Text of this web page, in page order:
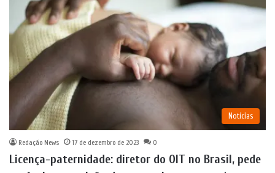
Notícias
Redação News 17 de dezembro de 2023 0
Licença-paternidade: diretor do OIT no Brasil, pede